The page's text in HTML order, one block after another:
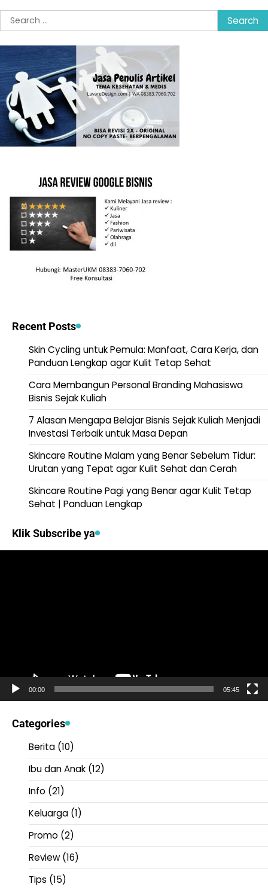
Search
for:
Recent Posts
Skin Cycling untuk Pemula: Manfaat, Cara Kerja, dan
Panduan Lengkap agar Kulit Tetap Sehat
Cara Membangun Personal Branding Mahasiswa
Bisnis Sejak Kuliah
7 Alasan Mengapa Belajar Bisnis Sejak Kuliah Menjadi
Investasi Terbaik untuk Masa Depan
Skincare Routine Malam yang Benar Sebelum Tidur:
Urutan yang Tepat agar Kulit Sehat dan Cerah
Skincare Routine Pagi yang Benar agar Kulit Tetap
Sehat | Panduan Lengkap
Klik Subscribe ya
00:00 05:45
Categories
Berita (10)
Ibu dan Anak (12)
Info (21)
Keluarga (1)
Promo (2)
Review (16)
Tips (15)